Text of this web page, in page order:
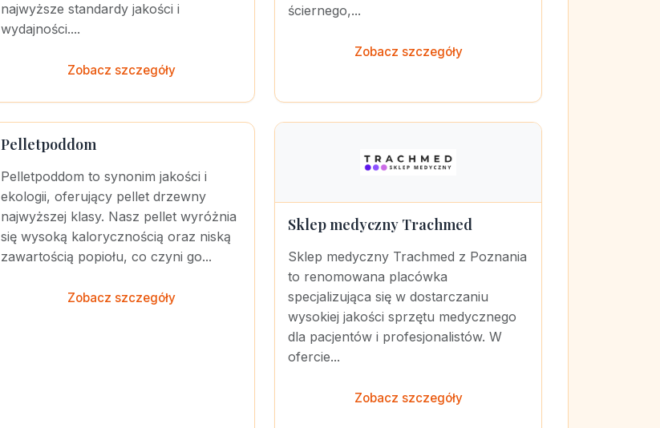
najwyższe standardy jakości i
wydajności....
Zobacz szczegóły
ściernego,...
Zobacz szczegóły
Pelletpoddom
Pelletpoddom to synonim jakości i
ekologii, oferujący pellet drzewny
najwyższej klasy. Nasz pellet wyróżnia
się wysoką kalorycznością oraz niską
zawartością popiołu, co czyni go...
Zobacz szczegóły
Sklep medyczny Trachmed
Sklep medyczny Trachmed z Poznania
to renomowana placówka
specjalizująca się w dostarczaniu
wysokiej jakości sprzętu medycznego
dla pacjentów i profesjonalistów. W
ofercie...
Zobacz szczegóły